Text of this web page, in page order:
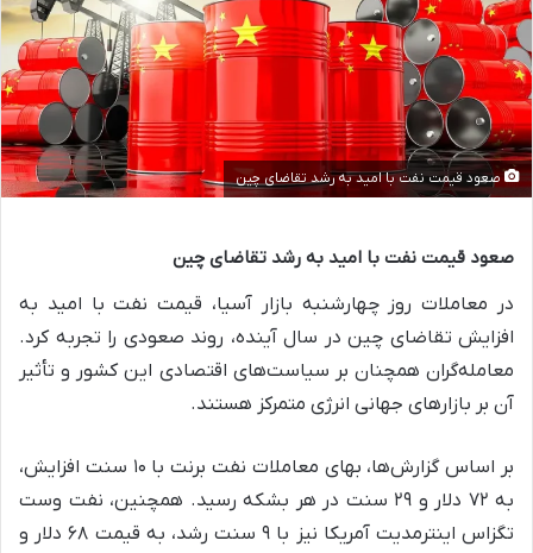
صعود قیمت نفت با امید به رشد تقاضای چین
صعود قیمت نفت با امید به رشد تقاضای چین
در معاملات روز چهارشنبه بازار آسیا، قیمت نفت با امید به
افزایش تقاضای چین در سال آینده، روند صعودی را تجربه کرد.
معامله‌گران همچنان بر سیاست‌های اقتصادی این کشور و تأثیر
آن بر بازارهای جهانی انرژی متمرکز هستند.
بر اساس گزارش‌ها، بهای معاملات نفت برنت با ۱۰ سنت افزایش،
به ۷۲ دلار و ۲۹ سنت در هر بشکه رسید. همچنین، نفت وست
تگزاس اینترمدیت آمریکا نیز با ۹ سنت رشد، به قیمت ۶۸ دلار و